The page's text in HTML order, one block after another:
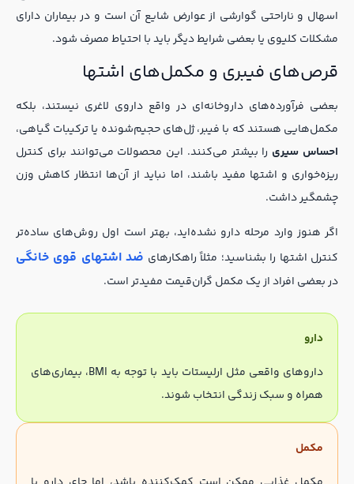
اسهال و ناراحتی گوارشی از عوارض شایع آن است و در بیماران دارای
مشکلات کلیوی یا بعضی شرایط دیگر باید با احتیاط مصرف شود.
قرص‌های فیبری و مکمل‌های اشتها
بعضی فرآورده‌های داروخانه‌ای در واقع داروی لاغری نیستند، بلکه
مکمل‌هایی هستند که با فیبر، ژل‌های حجیم‌شونده یا ترکیبات گیاهی،
احساس سیریرا بیشتر می‌کنند. این محصولات می‌توانند برای کنترل
ریزه‌خواری و اشتها مفید باشند، اما نباید از آن‌ها انتظار کاهش وزن
چشمگیر داشت.
اگر هنوز وارد مرحله دارو نشده‌اید، بهتر است اول روش‌های ساده‌تر
کنترل اشتها را بشناسید؛ مثلاً راهکارهایضد اشتهای قوی خانگی
در بعضی افراد از یک مکمل گران‌قیمت مفیدتر است.
دارو
داروهای واقعی مثل ارلیستات باید با توجه به BMI، بیماری‌های
همراه و سبک زندگی انتخاب شوند.
مکمل